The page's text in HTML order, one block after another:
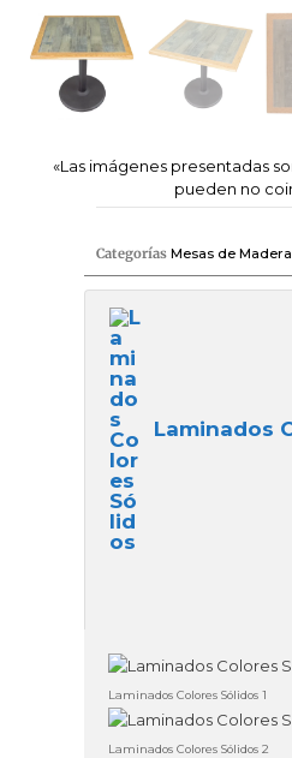
«Las imágenes presentadas
pueden no
Categorías Mesas de
Laminados
Laminados Colores Sólidos 1
Laminados Colores Sólidos 2